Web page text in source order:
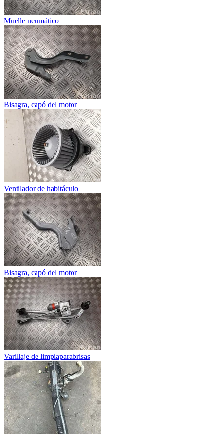
Muelle neumático
Bisagra, capó del motor
Ventilador de habitáculo
Bisagra, capó del motor
Varillaje de limpiaparabrisas